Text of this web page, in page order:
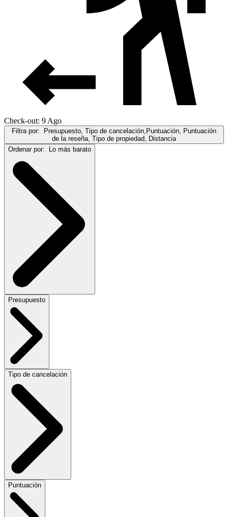
Check-out: 9 Ago
Filtra por: Presupuesto, Tipo de cancelación,Puntuación, Puntuación
de la reseña, Tipo de propiedad, Distancia
Ordenar por: Lo más barato
Presupuesto
Tipo de cancelación
Puntuación